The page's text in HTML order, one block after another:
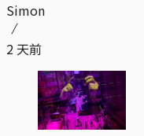
Simon
2 天前